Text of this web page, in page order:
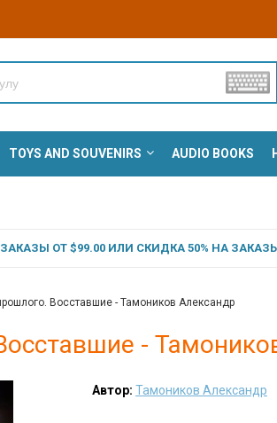
TOYS AND SOUVENIRS AUDIO BOOKS
ОТ $99.00 ИЛИ СКИДКА 50% НА ЗАКАЗЫ
Восставшие - Тамоников Александр
-
Автор: Тамоников Александр